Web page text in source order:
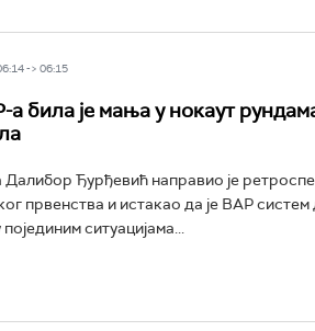
-> 06:15
била је мања у нокаут
Далибор Ђурђевић направио је
првенства и истакао да је ВАР
ситуацијама...